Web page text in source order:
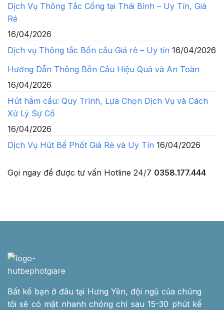
Dịch Vụ Thông Tắc Cống tại Thái Bình – Uy Tín, Giá
Rẻ
16/04/2026
Dịch vụ Thông tắc Bồn cầu Giá rẻ – Uy tín 16/04/2026
Hướng Dẫn Thông Bồn Cầu Hiệu Quả và An Toàn
16/04/2026
Hút hầm cầu: Quy Trình, Lựa Chọn Dịch Vụ và Cách
Xử Lý Sự Cố
16/04/2026
Dịch Vụ Hút Bể Phốt Giá Rẻ và Uy Tín 16/04/2026
Gọi ngay để được tư vấn Hotline 24/7 0358.177.444
Bất kể bạn ở đâu tại Hưng Yên, đội ngũ của chúng
tôi sẽ có mặt nhanh chóng chỉ sau 15-30 phút kể